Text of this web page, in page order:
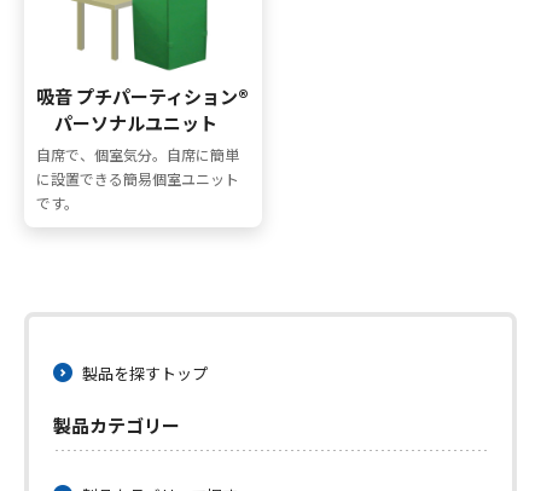
吸音 プチパーティション®
パーソナルユニット
自席で、個室気分。自席に簡単
に設置できる簡易個室ユニット
です。
製品を探すトップ
製品カテゴリー